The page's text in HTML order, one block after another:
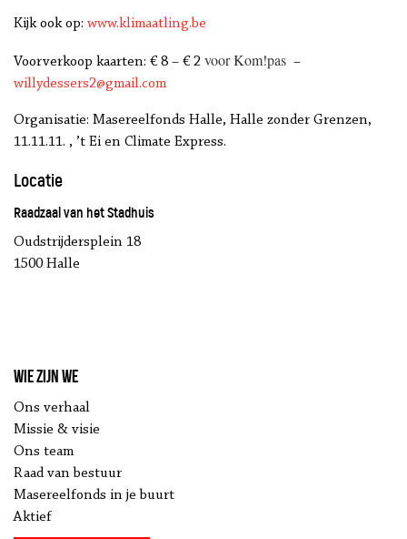
Kijk ook op: www.klimaatling.be
Voorverkoop kaarten: € 8 – € 2 voor Kom!pas –
willydessers2@gmail.com
Organisatie: Masereelfonds Halle, Halle zonder Grenzen,
11.11.11. , ’t Ei en Climate Express.
Locatie
Raadzaal van het Stadhuis
Oudstrijdersplein 18
1500 Halle
Wie zijn we
Ons verhaal
Missie & visie
Ons team
Raad van bestuur
Masereelfonds in je buurt
Aktief